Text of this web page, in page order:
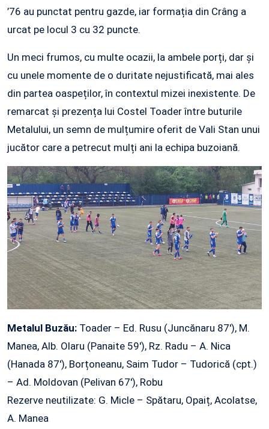
’76 au punctat pentru gazde, iar formația din Crâng a
urcat pe locul 3 cu 32 puncte.
Un meci frumos, cu multe ocazii, la ambele porți, dar și
cu unele momente de o duritate nejustificată, mai ales
din partea oaspeților, în contextul mizei inexistente. De
remarcat și prezența lui Costel Toader între buturile
Metalului, un semn de mulțumire oferit de Vali Stan unui
jucător care a petrecut mulți ani la echipa buzoiană.
Metalul Buzău: Toader – Ed. Rusu (Juncănaru 87′), M.
Manea, Alb. Olaru (Panaite 59′), Rz. Radu – A. Nica
(Hanada 87′), Borțoneanu, Saim Tudor – Tudorică (cpt.)
– Ad. Moldovan (Pelivan 67′), Robu
Rezerve neutilizate: G. Micle – Spătaru, Opaiț, Acolatse,
A. Manea